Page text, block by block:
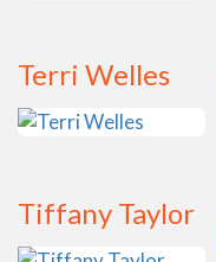
Terri Welles
Tiffany Taylor